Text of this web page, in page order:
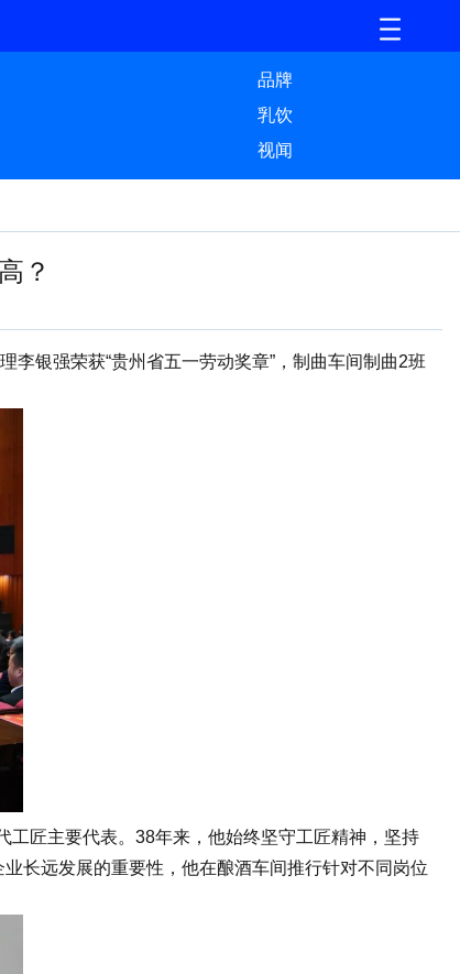
品牌
乳饮
视闻
？
银强荣获“贵州省五一劳动奖章”，制曲车间制曲2班
匠主要代表。38年来，他始终坚守工匠精神，坚持
长远发展的重要性，他在酿酒车间推行针对不同岗位